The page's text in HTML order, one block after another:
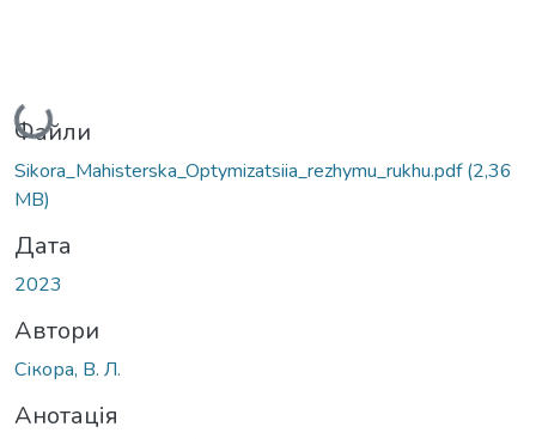
Вантажиться...
Файли
Sikora_Mahisterska_Optymizatsiia_rezhymu_rukhu.pdf(2,36
MB)
Дата
2023
Автори
Сікора, В. Л.
Анотація